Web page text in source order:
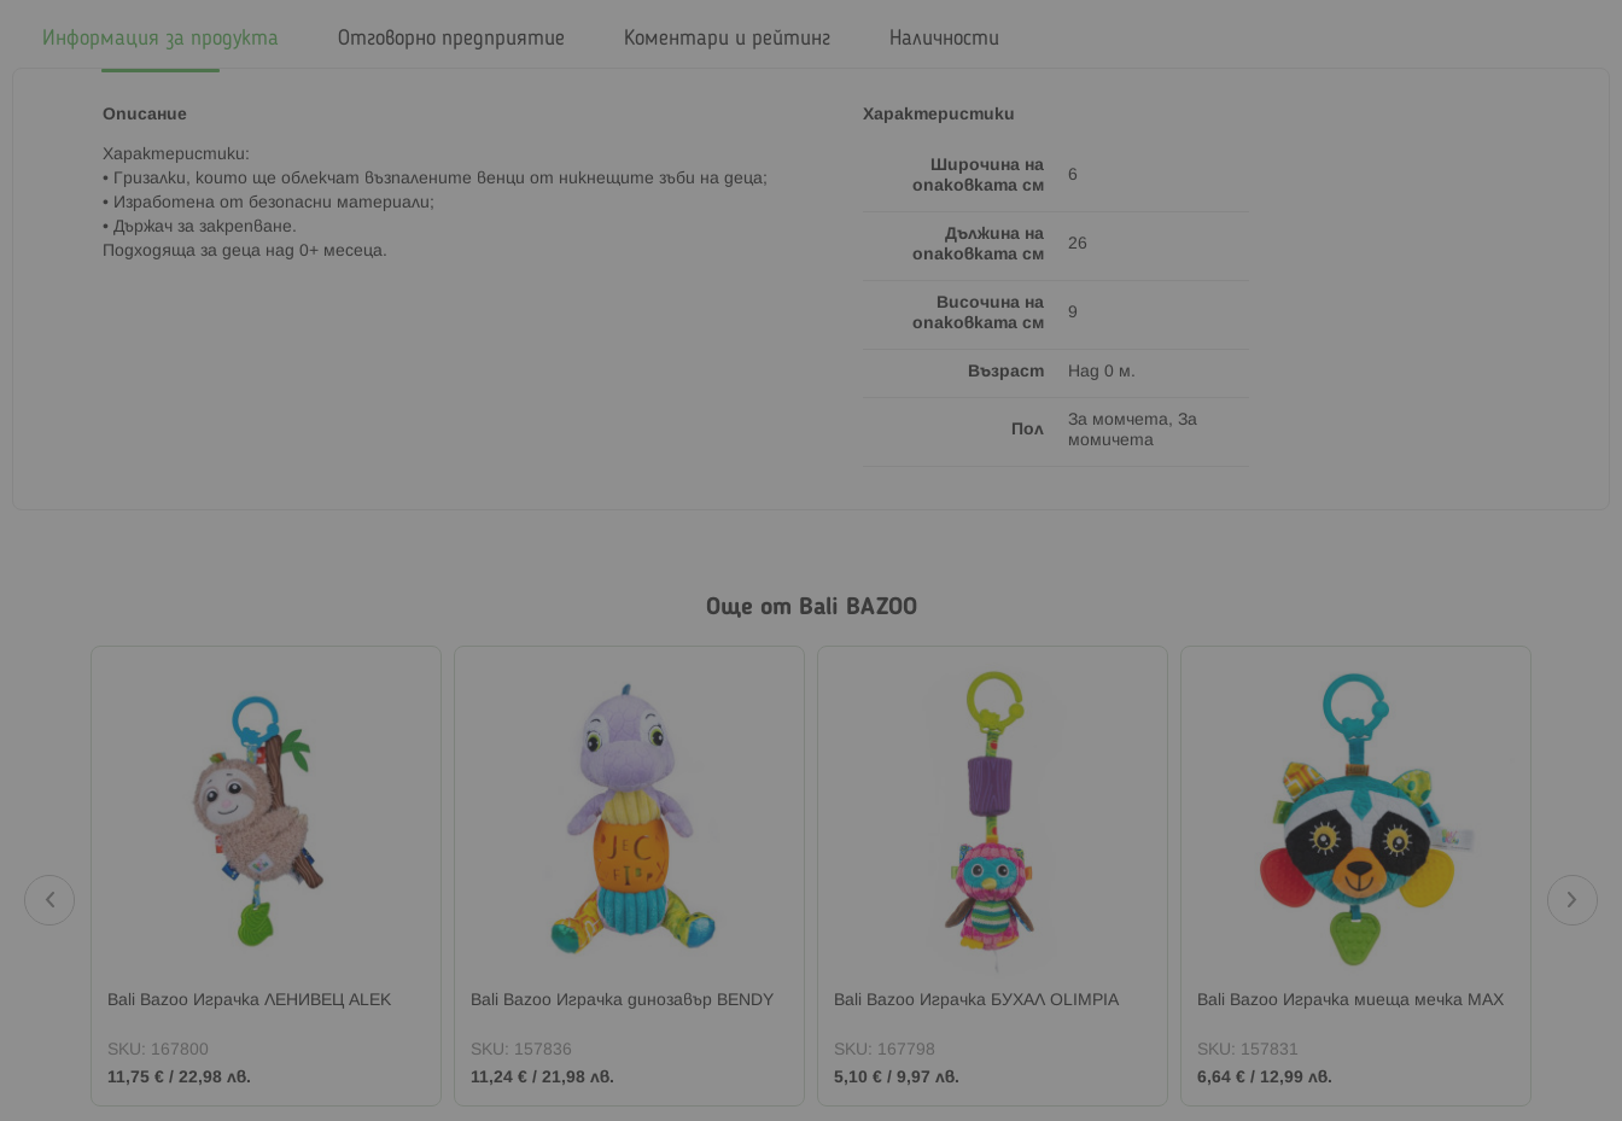
Информация за продукта
Описание
Характеристики:
• Гризалки, които ще облекчат възпалените венци от никнещите зъби на деца;
• Изработена от безопасни материали;
• Държач за закрепване.
Подходяща за деца над 0+ месеца.
Характеристики
Широчина на
опаковката см
6
Дължина на
опаковката см
26
Височина на
опаковката см
9
Възраст Над 0 м.
Пол
За момчета, За
момичета
Отговорно предприятие Коментари и рейтинг Наличности
Още от Bali BAZOO
Bali Bazoo Играчка ЛЕНИВЕЦ ALEK
SKU: 167800
11,75 € / 22,98 лв.
Bali Bazoo Играчка динозавър BENDY
SKU: 157836
11,24 € / 21,98 лв.
Bali Bazoo Играчка БУХАЛ OLIMPIA
SKU: 167798
5,10 € / 9,97 лв.
Bali Bazoo Играчка миеща мечка MAX
SKU: 157831
6,64 € / 12,99 лв.